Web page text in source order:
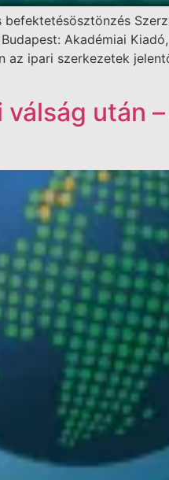
Akadémiai
ipari szerkezetek
után